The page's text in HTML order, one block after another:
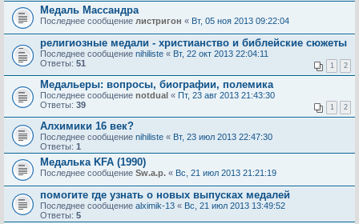
Медаль Массандра
Последнее сообщение листригон « Вт, 05 ноя 2013 09:22:04
религиозные медали - христианство и библейские сюжеты
Последнее сообщение nihiliste « Вт, 22 окт 2013 22:04:11
Ответы: 51 1 2
Медальеры: вопросы, биографии, полемика
Последнее сообщение notdual « Пт, 23 авг 2013 21:43:30
Ответы: 39 1 2
Алхимики 16 век?
Последнее сообщение nihiliste « Вт, 23 июл 2013 22:47:30
Ответы: 1
Медалька KFA (1990)
Последнее сообщение Sw.a.p. « Вс, 21 июл 2013 21:21:19
помогите где узнать о новых выпусках медалей
Последнее сообщение alximik-13 « Вс, 21 июл 2013 13:49:52
Ответы: 5